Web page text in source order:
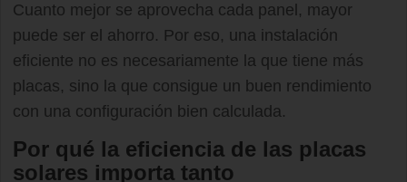
Cuanto mejor se aprovecha cada panel, mayor
puede ser el ahorro. Por eso, una instalación
eficiente no es necesariamente la que tiene más
placas, sino la que consigue un buen rendimiento
con una configuración bien calculada.
Por qué la eficiencia de las placas
solares importa tanto